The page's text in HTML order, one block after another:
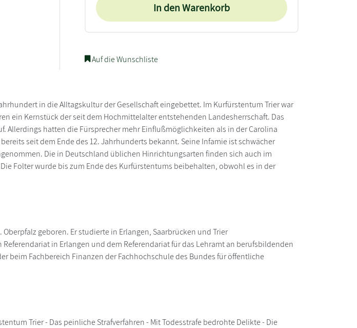
In den Warenkorb
Auf die Wunschliste
in die Alltagskultur der Gesellschaft eingebettet. Im Kurfürstentum Trier war
ein Kernstück der seit dem Hochmittelalter entstehenden Landesherrschaft. Das
Allerdings hatten die Fürsprecher mehr Einflußmöglichkeiten als in der Carolina
seit dem Ende des 12. Jahrhunderts bekannt. Seine Infamie ist schwächer
Die in Deutschland üblichen Hinrichtungsarten finden sich auch im
Folter wurde bis zum Ende des Kurfürstentums beibehalten, obwohl es in der
geboren. Er studierte in Erlangen, Saarbrücken und Trier
in Erlangen und dem Referendariat für das Lehramt an berufsbildenden
beim Fachbereich Finanzen der Fachhochschule des Bundes für öffentliche
Trier - Das peinliche Strafverfahren - Mit Todesstrafe bedrohte Delikte - Die